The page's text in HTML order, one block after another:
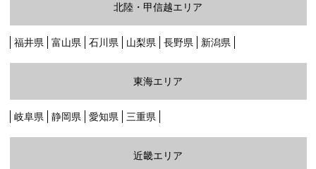
北陸・甲信越エリア
福井県 富山県 石川県 山梨県 長野県 新潟県
東海エリア
岐阜県 静岡県 愛知県 三重県
近畿エリア